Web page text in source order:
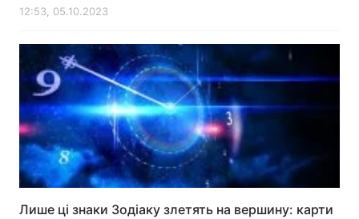
12:53, 05.10.2023
Лише ці знаки Зодіаку злетять на вершину: карти